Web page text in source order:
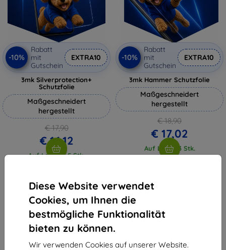
Diese Website verwendet
Cookies, um Ihnen die
bestmögliche Funktionalität
bieten zu können.
Wir verwenden Cookies auf unserer Website.
-10%
Rabatt
mit
Gutschein
EXTRA10
3mk Silverprotection+
Schutzfolie
Maßgeschneidert
hergestellt
€ 17,90
€ 16,12
Auf Lager > 5 Stk.
-10%
Rabatt
mit
Gutschein
EXTRA10
3mk Hammer Schutzfolie
Maßgeschneidert
hergestellt
€ 18,90
€ 17,02
Auf Lager 3 Stk.
vom ganzen